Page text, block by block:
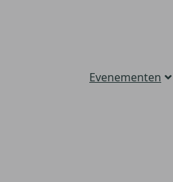
Evenementen